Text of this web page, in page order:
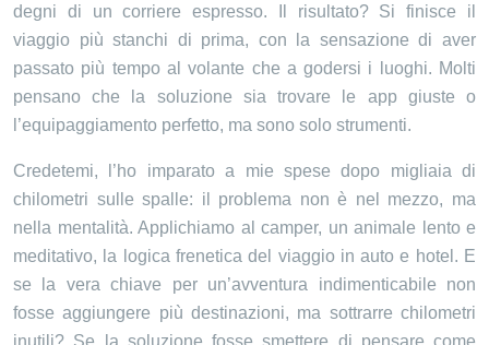
degni di un corriere espresso. Il risultato? Si finisce il
viaggio più stanchi di prima, con la sensazione di aver
passato più tempo al volante che a godersi i luoghi. Molti
pensano che la soluzione sia trovare le app giuste o
l’equipaggiamento perfetto, ma sono solo strumenti.
Credetemi, l’ho imparato a mie spese dopo migliaia di
chilometri sulle spalle: il problema non è nel mezzo, ma
nella mentalità. Applichiamo al camper, un animale lento e
meditativo, la logica frenetica del viaggio in auto e hotel. E
se la vera chiave per un’avventura indimenticabile non
fosse aggiungere più destinazioni, ma sottrarre chilometri
inutili? Se la soluzione fosse smettere di pensare come